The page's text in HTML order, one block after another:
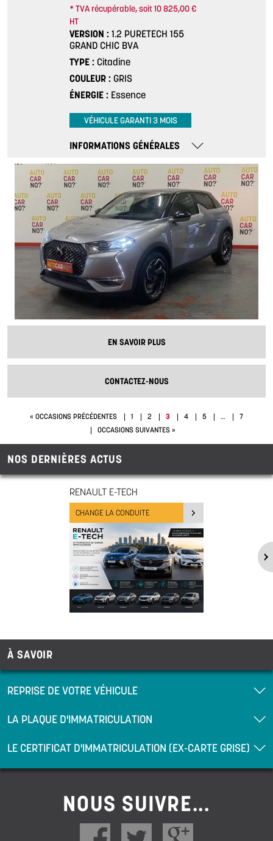
* TVA récupérable, soit 10 825,00 €
HT
VERSION
1.2 PURETECH 155
GRAND CHIC BVA
TYPE
Citadine
COULEUR
GRIS
ÉNERGIE
Essence
VÉHICULE GARANTI 3 MOIS
INFORMATIONS GÉNÉRALES
EN SAVOIR PLUS
CONTACTEZ-NOUS
« OCCASIONS PRÉCÉDENTES 1 2 3 4 5 …
7
OCCASIONS SUIVANTES »
NOS DERNIÈRES ACTUS
RENAULT E-TECH
CHANGE LA CONDUITE
À SAVOIR
REPRISE DE VOTRE VÉHICULE
LA PLAQUE D'IMMATRICULATION
LE CERTIFICAT D'IMMATRICULATION (EX-CARTE GRISE)
NOUS SUIVRE...